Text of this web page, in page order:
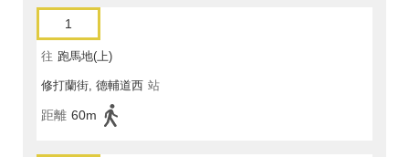
1
往 跑馬地(上)
修打蘭街, 德輔道西 站
距離 60m